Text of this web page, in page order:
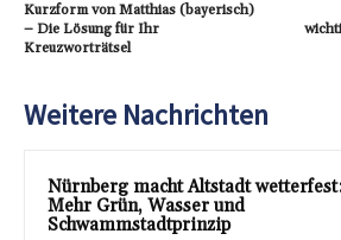
Kurzform von Matthias (bayerisch)
– Die Lösung für Ihr
Kreuzworträtsel
Weitere Nachrichten
Nürnberg macht Altstadt
Mehr Grün, Wasser und
Schwammstadtprinzip